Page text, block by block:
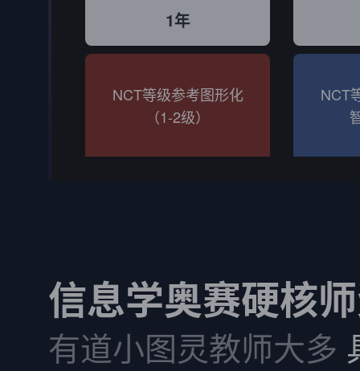
1年
NCT等级参考图形化
（1-2级）
NCT
信息学奥赛硬核
有道小图灵教师大多